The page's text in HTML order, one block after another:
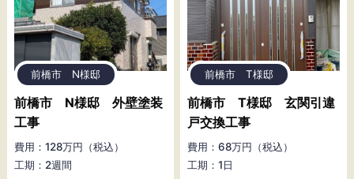
前橋市 N様邸
前橋市 N様邸 外壁塗装
工事
費用：128万円（税込）
工期：2週間
前橋市 T様邸
前橋市 T様邸 玄関引違
戸交換工事
費用：68万円（税込）
工期：1日